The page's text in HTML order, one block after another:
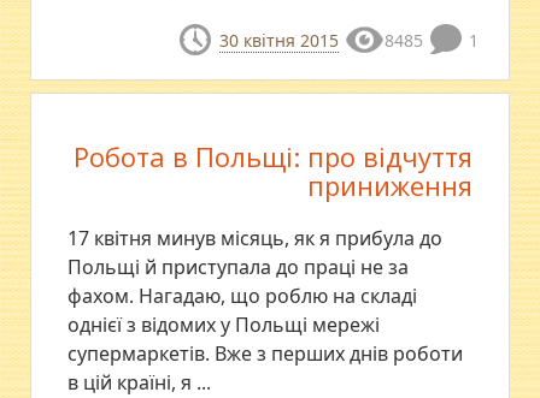
30 квітня 2015 8485 1
Робота в Польщі: про відчуття
приниження
17 квітня минув місяць, як я прибула до
Польщі й приступала до праці не за
фахом. Нагадаю, що роблю на складі
однієї з відомих у Польщі мережі
супермаркетів. Вже з перших днів роботи
в цій країні, я ...